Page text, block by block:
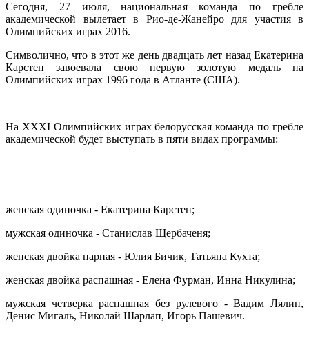
Сегодня, 27 июля, национальная команда по гребле
академической вылетает в Рио-де-Жанейро для участия в
Олимпийских играх 2016.
Символично, что в этот же день двадцать лет назад Екатерина
Карстен завоевала свою первую золотую медаль на
Олимпийских играх 1996 года в Атланте (США).
На XXXI Олимпийских играх белорусская команда по гребле
академической будет выступать в пяти видах программы:
женская одиночка - Екатерина Карстен;
мужская одиночка - Станислав Щербаченя;
женская двойка парная - Юлия Бичик, Татьяна Кухта;
женская двойка распашная - Елена Фурман, Инна Никулина;
мужская четверка распашная без рулевого - Вадим Лялин,
Денис Мигаль, Николай Шарлап, Игорь Пашевич.